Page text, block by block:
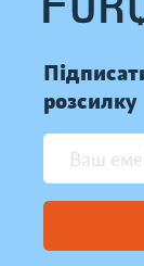
розсилку